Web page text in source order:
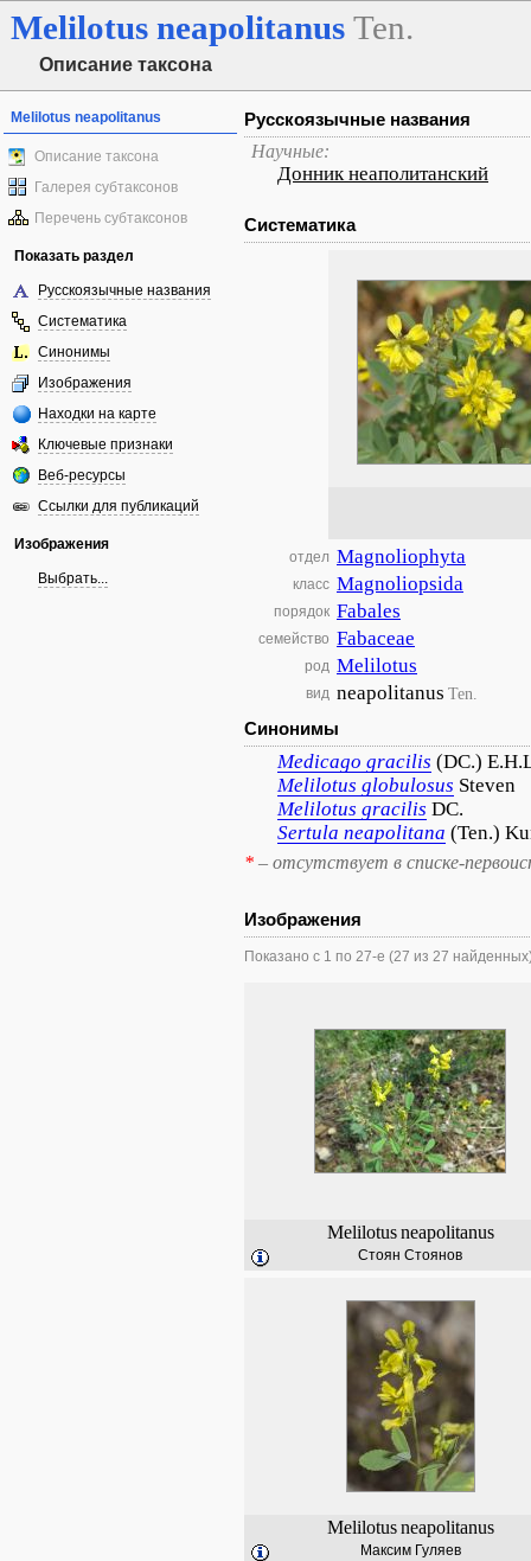
Melilotus neapolitanus Ten.
Описание таксона
Melilotus neapolitanus
Описание таксона
Галерея субтаксонов
Перечень субтаксонов
Показать раздел
Русскоязычные названия
Систематика
Синонимы
Изображения
Находки на карте
Ключевые признаки
Веб-ресурсы
Ссылки для публикаций
Изображения
Выбрать...
Русскоязычные названия
Научные:
Донник неаполитанский
Систематика
отдел Magnoliophyta
класс Magnoliopsida
порядок Fabales
семейство Fabaceae
род Melilotus
вид neapolitanus Ten.
Синонимы
Medicago gracilis (DC.)
Melilotus globulosus Steven
Melilotus gracilis DC.
Sertula neapolitana (Ten.)
* – отсутствует в списке-
Изображения
Показано с 1 по 27-е (27 из 27
Melilotus neapolitanus
Стоян Стоянов
Melilotus neapolitanus
Максим Гуляев